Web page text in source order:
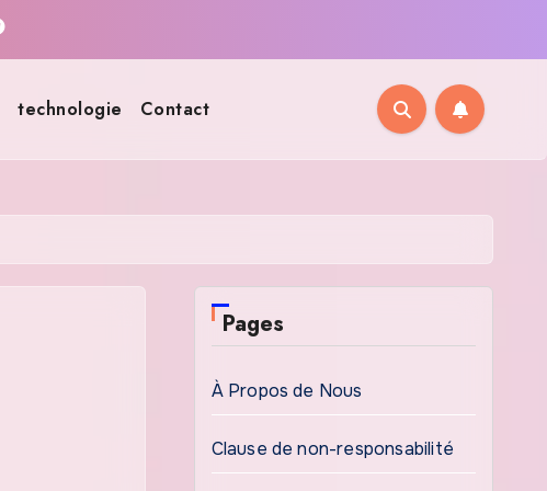
technologie Contact
Pages
À Propos de Nous
Clause de non-responsabilité